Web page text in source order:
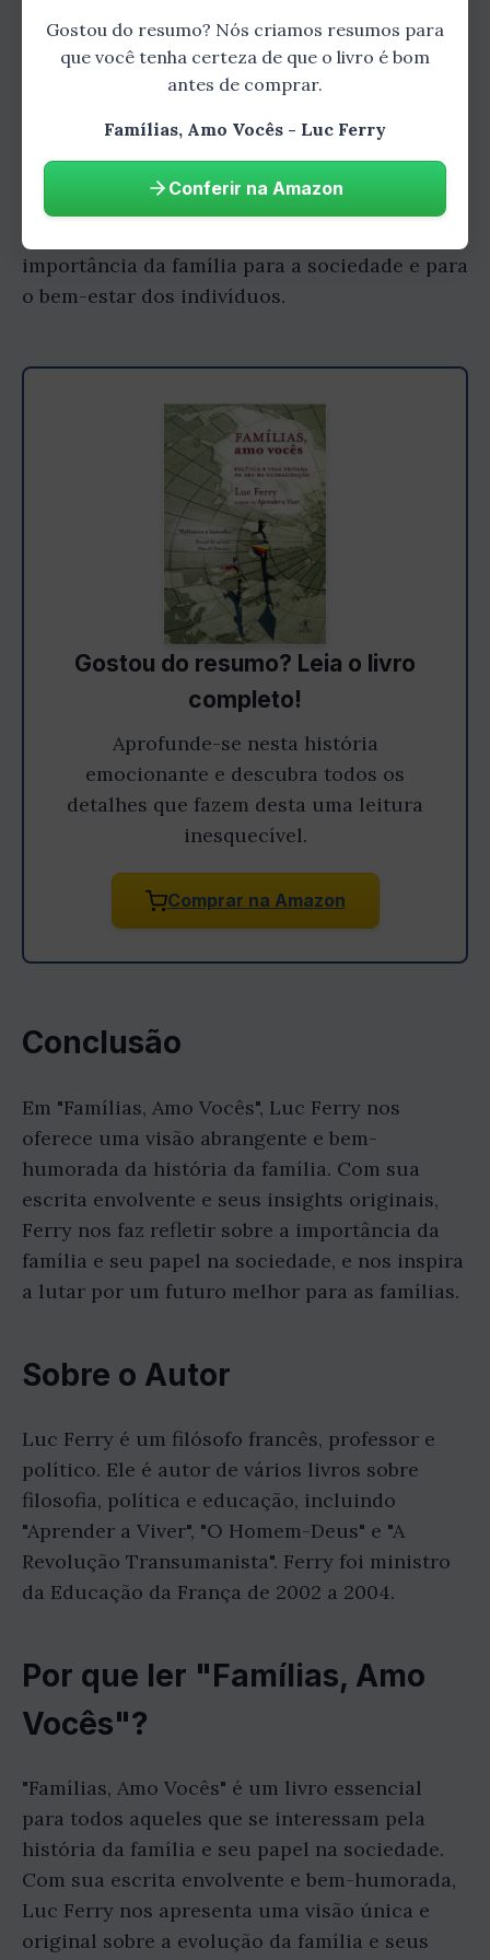
Contemporânea
Ferry também aborda os desafios enfrentados
do divórcio, a queda da natalidade e o
crescimento das famílias monoparentais. Ele
discute as causas desses desafios e propõe
importância da família para a sociedade e para
o bem-estar dos indivíduos.
Gostou do resumo? Leia o livro
completo!
Aprofunde-se nesta história
emocionante e descubra todos os
detalhes que fazem desta uma leitura
inesquecível.
Comprar na Amazon
Conclusão
Em "Famílias, Amo Vocês", Luc Ferry nos
oferece uma visão abrangente e bem-
humorada da história da família. Com sua
escrita envolvente e seus insights originais,
Ferry nos faz refletir sobre a importância da
família e seu papel na sociedade, e nos inspira
a lutar por um futuro melhor para as famílias.
Sobre o Autor
Luc Ferry é um filósofo francês, professor e
político. Ele é autor de vários livros sobre
filosofia, política e educação, incluindo
"Aprender a Viver", "O Homem-Deus" e "A
Revolução Transumanista". Ferry foi ministro
da Educação da França de 2002 a 2004.
Por que ler "Famílias, Amo
Vocês"?
"Famílias, Amo Vocês" é um livro essencial
para todos aqueles que se interessam pela
história da família e seu papel na sociedade.
Com sua escrita envolvente e bem-humorada,
Luc Ferry nos apresenta uma visão única e
original sobre a evolução da família e seus
Gostou do resumo? Nós criamos resumos para
que você tenha certeza de que o livro é bom
antes de comprar.
Famílias, Amo Vocês - Luc Ferry
Conferir na Amazon